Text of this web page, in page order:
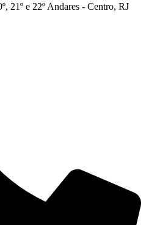
21º e 22º Andares - Centro, RJ